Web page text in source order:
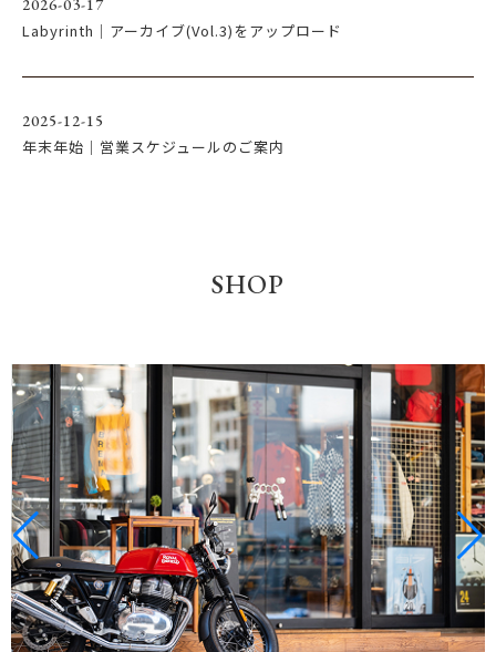
2026-07-02
2026-03-17
年末年始｜営業スケジュールのご案内
SHOP